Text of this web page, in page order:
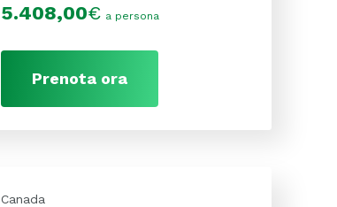
5.408,00€ a persona
Prenota ora
Canada